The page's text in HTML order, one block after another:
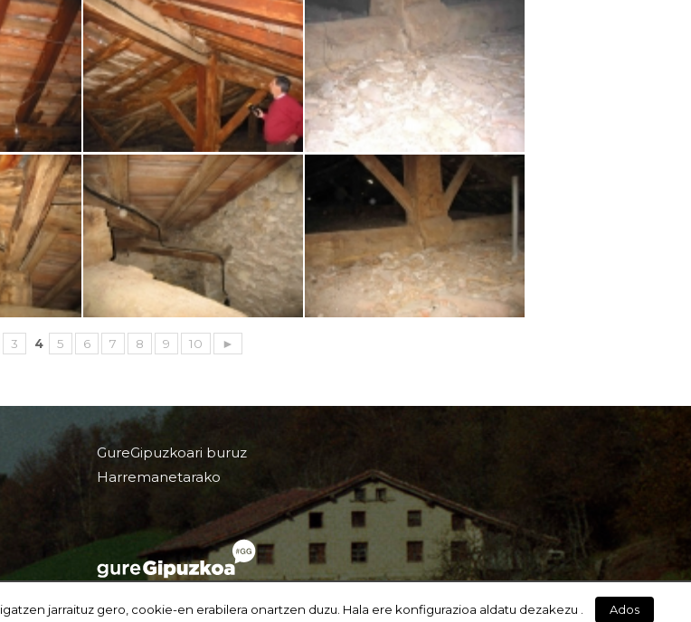
3 4 5 6 7 8 9 10 ►
GureGipuzkoari buruz
Harremanetarako
jarraituz gero, cookie-en erabilera onartzen duzu. Hala ere konfigurazioa aldatu dezakezu . Ados